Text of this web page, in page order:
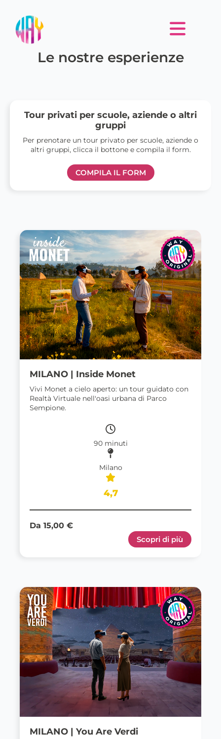
Le nostre esperienze
Tour privati per scuole, aziende o altri
gruppi
Per prenotare un tour privato per scuole, aziende o
altri gruppi, clicca il bottone e compila il form.
COMPILA IL FORM
MILANO | Inside Monet
Vivi Monet a cielo aperto: un tour guidato con
Realtà Virtuale nell'oasi urbana di Parco
Sempione.
90 minuti
Milano
4,7
Da 15,00 €
Scopri di più
MILANO | You Are Verdi